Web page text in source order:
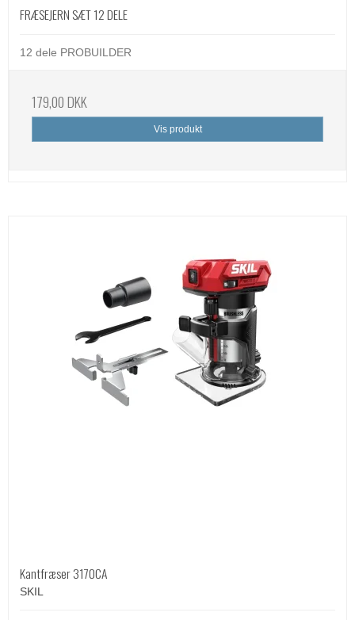
FRÆSEJERN SÆT 12 DELE
12 dele PROBUILDER
179,00 DKK
Vis produkt
Kantfræser 3170CA
SKIL